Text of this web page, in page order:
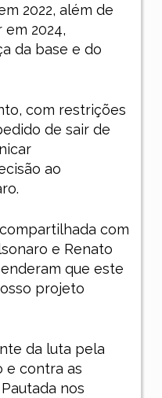
2022, além de
2024,
da base e do
com restrições
de sair de
ao
com
e Renato
que este
projeto
da luta pela
e contra as
nos